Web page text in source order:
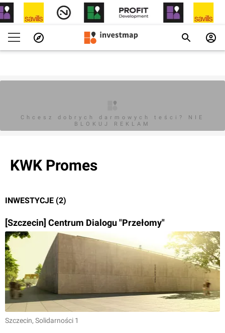
Chcesz dobrych darmowych teści? NIE
BLOKUJ REKLAM
KWK Promes
INWESTYCJE (2)
[Szczecin] Centrum Dialogu "Przełomy"
Szczecin, Solidarności 1